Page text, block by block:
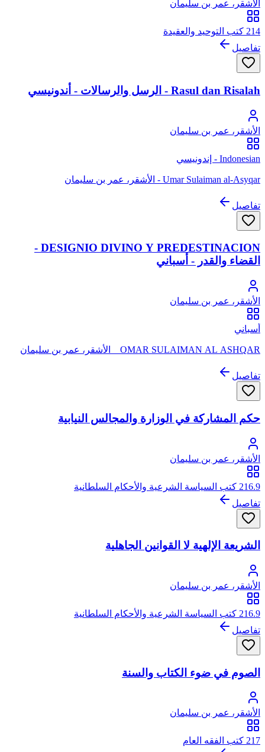
الأشقر، عمر بن سليمان
214 كتب التوحيد والعقيدة
تفاصيل
Rasul dan Risalah - الرسل والرسالات - أندونيسي
الأشقر، عمر بن سليمان
Indonesian - إندونيسي
Umar Sulaiman al-Asyqar - الأشقر، عمر بن سليمان
تفاصيل
DESIGNIO DIVINO Y PREDESTINACION -
القضاء والقدر - أسباني
الأشقر، عمر بن سليمان
أسباني
OMAR SULAIMAN AL ASHQAR _ الأشقر، عمر بن سليمان
تفاصيل
حكم المشاركة في الوزارة والمجالس النيابية
الأشقر، عمر بن سليمان
216.9 كتب السياسة الشرعية والأحكام السلطانية
تفاصيل
الشريعة الإلهية لا القوانين الجاهلية
الأشقر، عمر بن سليمان
216.9 كتب السياسة الشرعية والأحكام السلطانية
تفاصيل
الصوم في ضوء الكتاب والسنة
الأشقر، عمر بن سليمان
217 كتب الفقه العام